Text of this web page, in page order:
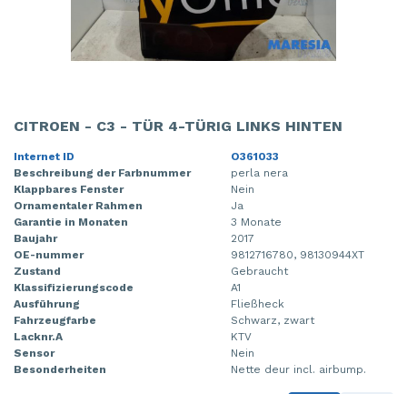
CITROEN - C3 - TÜR 4-TÜRIG LINKS HINTEN
Internet ID
O361033
Beschreibung der Farbnummer
perla nera
Klappbares Fenster
Nein
Ornamentaler Rahmen
Ja
Garantie in Monaten
3 Monate
Baujahr
2017
OE-nummer
9812716780, 98130944XT
Zustand
Gebraucht
Klassifizierungscode
A1
Ausführung
Fließheck
Fahrzeugfarbe
Schwarz, zwart
Lacknr.A
KTV
Sensor
Nein
Besonderheiten
Nette deur incl. airbump.